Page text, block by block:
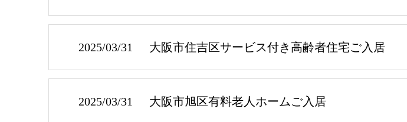
2025/03/31 大阪市住吉区サービス付き高齢者住宅ご入居
2025/03/31 大阪市旭区有料老人ホームご入居